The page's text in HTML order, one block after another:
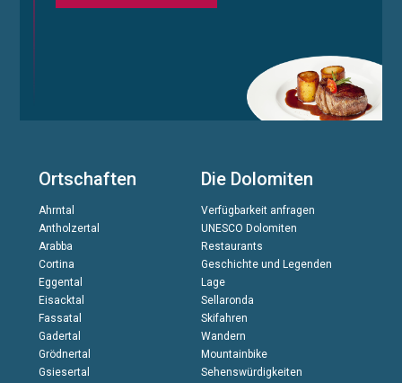
Ortschaften
Ahrntal
Antholzertal
Arabba
Cortina
Eggental
Eisacktal
Fassatal
Gadertal
Grödnertal
Gsiesertal
Die Dolomiten
Verfügbarkeit anfragen
UNESCO Dolomiten
Restaurants
Geschichte und Legenden
Lage
Sellaronda
Skifahren
Wandern
Mountainbike
Sehenswürdigkeiten